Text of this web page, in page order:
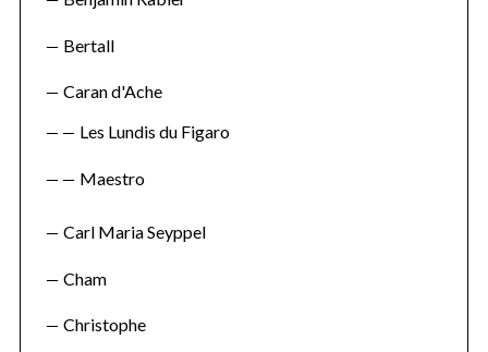
Bertall
Caran d'Ache
Les Lundis du Figaro
Maestro
Carl Maria Seyppel
Cham
Christophe